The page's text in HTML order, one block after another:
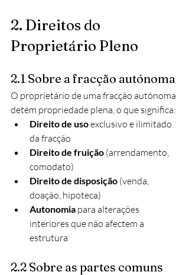
2. Direitos do
Proprietário Pleno
2.1 Sobre a fracção autónoma
O proprietário de uma fracção autónoma
detém propriedade plena, o que significa:
Direito de uso exclusivo e ilimitado
da fracção
Direito de fruição (arrendamento,
comodato)
Direito de disposição (venda,
doação, hipoteca)
Autonomia para alterações
interiores que não afectem a
estrutura
2.2 Sobre as partes comuns